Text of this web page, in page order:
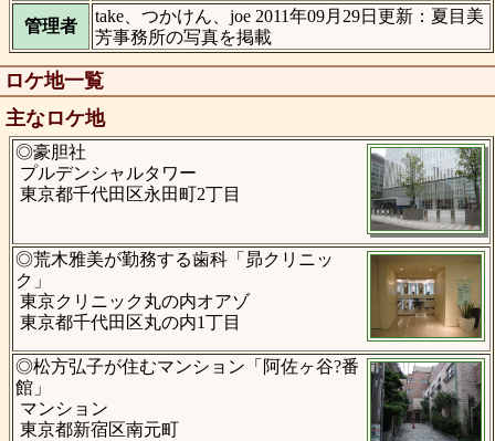
管理者
take、つかけん、joe 2011年09月29日更新：夏目美
芳事務所の写真を掲載
ロケ地一覧
主なロケ地
◎豪胆社
プルデンシャルタワー
東京都千代田区永田町2丁目
◎荒木雅美が勤務する歯科「昴クリニッ
ク」
東京クリニック丸の内オアゾ
東京都千代田区丸の内1丁目
◎松方弘子が住むマンション「阿佐ヶ谷?番
館」
マンション
東京都新宿区南元町